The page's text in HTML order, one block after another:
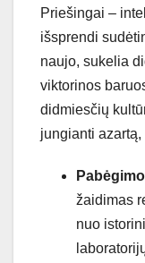
Priešingai –
išsprendi
naujo, sukelia
viktorinos
didmiesčių
jungianti
žaidimas
nuo